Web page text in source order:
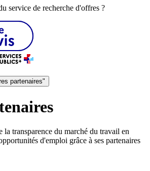
service de recherche d'offres ?
partenaires"
la transparence du marché du travail en
d'emploi grâce à ses partenaires